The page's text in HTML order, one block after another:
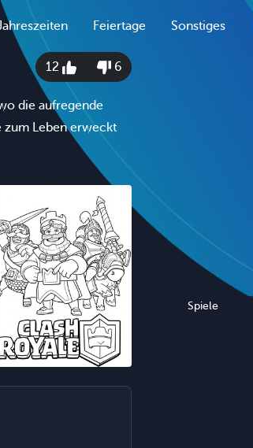
Feiertage Sonstiges
12 6
die aufregende
zum Leben erweckt
Spiele